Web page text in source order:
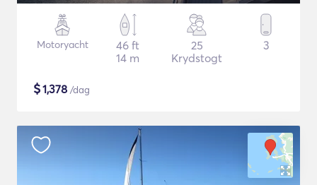
Motoryacht
46 ft
14 m
25
Krydstogt
3
$1,378 /dag